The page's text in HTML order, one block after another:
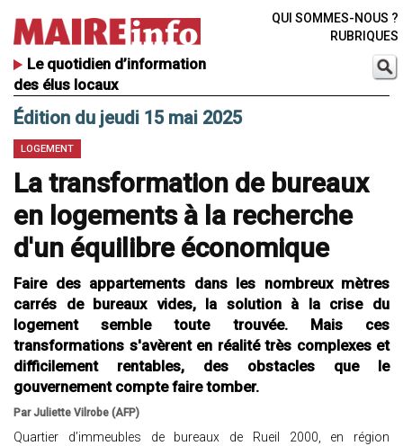
Le quotidien d’information
des élus locaux
QUI SOMMES-NOUS ?
RUBRIQUES
Édition du jeudi 15 mai 2025
LOGEMENT
La transformation de bureaux
en logements à la recherche
d'un équilibre économique
Faire des appartements dans les nombreux mètres
carrés de bureaux vides, la solution à la crise du
logement semble toute trouvée. Mais ces
transformations s'avèrent en réalité très complexes et
difficilement rentables, des obstacles que le
gouvernement compte faire tomber.
Par Juliette Vilrobe (AFP)
Quartier d’immeubles de bureaux de Rueil 2000, en région